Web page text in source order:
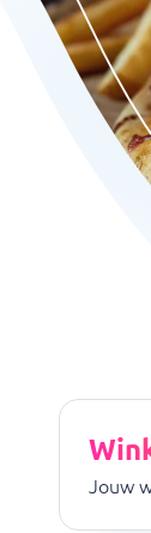
Jouw